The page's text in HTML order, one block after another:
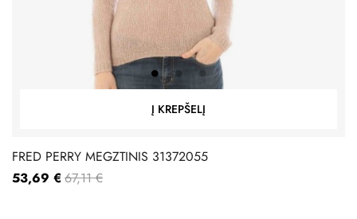
Į KREPŠELĮ
FRED PERRY MEGZTINIS 31372055
53,69 € 67,11 €